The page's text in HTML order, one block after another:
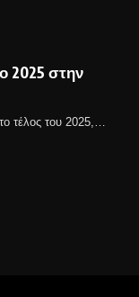
2025 στην
τέλος του 2025,…